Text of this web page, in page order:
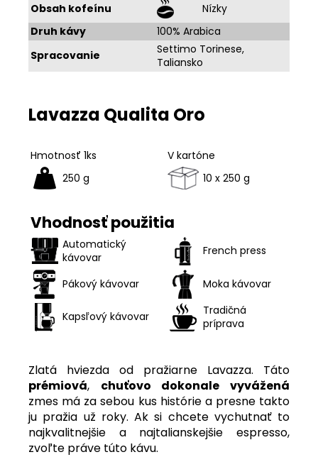
Obsah kofeínu
Nízky
Druh kávy
100% Arabica
Spracovanie
Settimo Torinese,
Taliansko
Lavazza Qualita Oro
Hmotnosť 1ks
V kartóne
250 g
10 x 250 g
Vhodnosť použitia
Automatický
kávovar
French press
Pákový kávovar Moka kávovar
Kapsľový kávovar
Tradičná
príprava
Zlatá hviezda od pražiarne Lavazza. Táto
prémiová, chuťovo dokonale vyvážená
zmes má za sebou kus histórie a presne takto
ju pražia už roky. Ak si chcete vychutnať to
najkvalitnejšie a najtalianskejšie espresso,
zvoľte práve túto kávu.